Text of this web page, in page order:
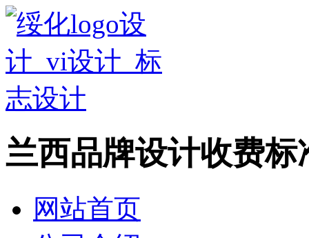
兰西品牌设计收费标
网站首页